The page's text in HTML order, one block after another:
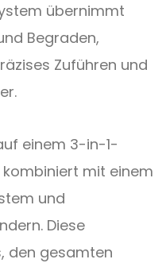
übernimmt
Begraden,
Zuführen und
einem 3-in-1-
mit einem
und
Diese
den gesamten